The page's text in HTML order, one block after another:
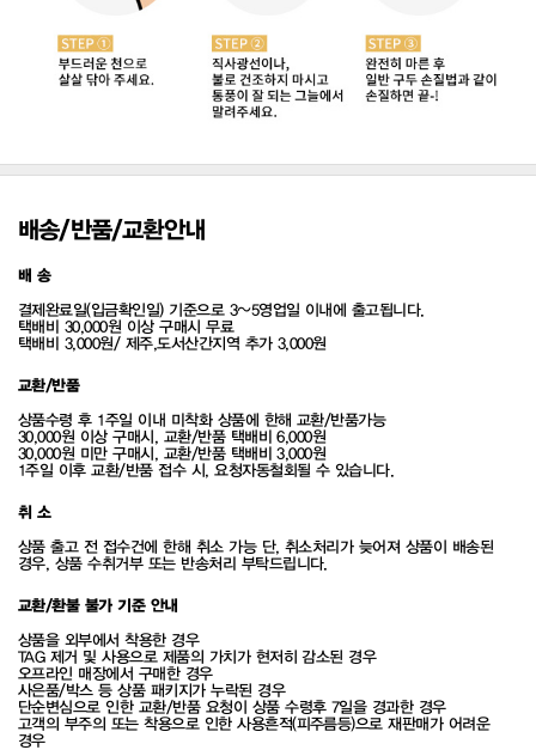
배송/반품/교환안내
배 송
결제완료일(입금확인일) 기준으로 3~5영업일 이내에 출고됩니다.
택배비 30,000원 이상 구매시 무료
택배비 3,000원/ 제주,도서산간지역 추가 3,000원
교환/반품
상품수령 후 1주일 이내 미착화 상품에 한해 교환/반품가능
30,000원 이상 구매시, 교환/반품 택배비 6,000원
30,000원 미만 구매시, 교환/반품 택배비 3,000원
1주일 이후 교환/반품 접수 시, 요청자동철회될 수 있습니다.
취 소
상품 출고 전 접수건에 한해 취소 가능 단, 취소처리가 늦어져 상품이 배송된
경우, 상품 수취거부 또는 반송처리 부탁드립니다.
교환/환불 불가 기준 안내
상품을 외부에서 착용한 경우
TAG 제거 및 사용으로 제품의 가치가 현저히 감소된 경우
오프라인 매장에서 구매한 경우
사은품/박스 등 상품 패키지가 누락된 경우
단순변심으로 인한 교환/반품 요청이 상품 수령후 7일을 경과한 경우
고객의 부주의 또는 착용으로 인한 사용흔적(피주름등)으로 재판매가 어려운
경우